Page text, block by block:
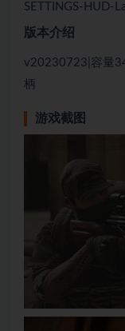
SETTINGS-HUD-
版本介绍
v20230723|容量
柄
游戏截图